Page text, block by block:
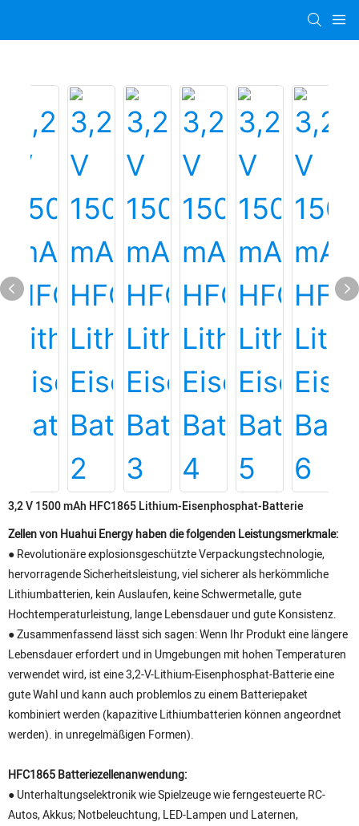
3,2 V 1500 mAh HFC1865 Lithium-Eisenphosphat-Batterie
Zellen von Huahui Energy haben die folgenden Leistungsmerkmale:
● Revolutionäre explosionsgeschützte Verpackungstechnologie,
hervorragende Sicherheitsleistung, viel sicherer als herkömmliche
Lithiumbatterien, kein Auslaufen, keine Schwermetalle, gute
Hochtemperaturleistung, lange Lebensdauer und gute Konsistenz.
● Zusammenfassend lässt sich sagen: Wenn Ihr Produkt eine längere
Lebensdauer erfordert und in Umgebungen mit hohen Temperaturen
verwendet wird, ist eine 3,2-V-Lithium-Eisenphosphat-Batterie eine
gute Wahl und kann auch problemlos zu einem Batteriepaket
kombiniert werden (kapazitive Lithiumbatterien können angeordnet
werden). in unregelmäßigen Formen).
HFC1865 Batteriezellenanwendung:
● Unterhaltungselektronik wie Spielzeuge wie ferngesteuerte RC-
Autos, Akkus; Notbeleuchtung, LED-Lampen und Laternen,